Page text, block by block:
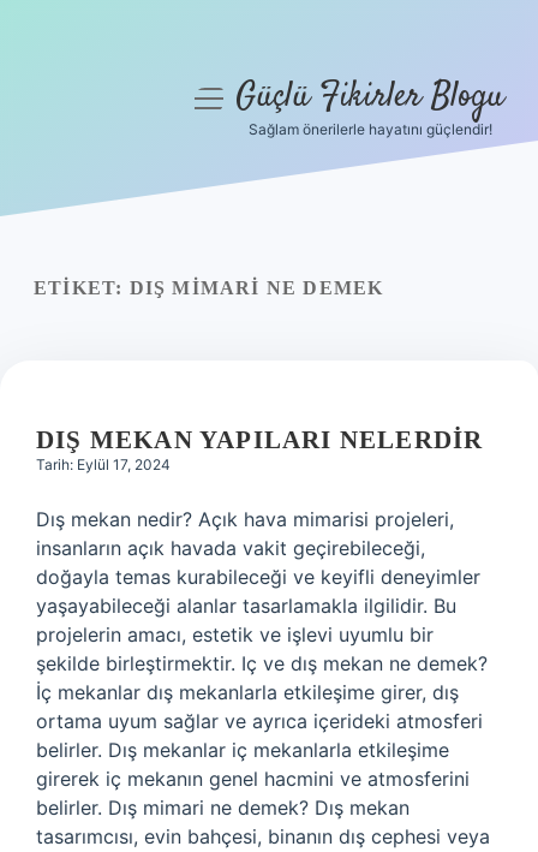
Yasal Uyarı
menüyüGüçlü Fikirler Blogu
Sağlam önerilerle hayatını güçlendir!
ETIKET: DIŞ MIMARI NE DEMEK
DIŞ MEKAN YAPILARI NELERDIR
Tarih: Eylül 17, 2024
Dış mekan nedir? Açık hava mimarisi projeleri,
insanların açık havada vakit geçirebileceği,
doğayla temas kurabileceği ve keyifli deneyimler
yaşayabileceği alanlar tasarlamakla ilgilidir. Bu
projelerin amacı, estetik ve işlevi uyumlu bir
şekilde birleştirmektir. Iç ve dış mekan ne demek?
İç mekanlar dış mekanlarla etkileşime girer, dış
ortama uyum sağlar ve ayrıca içerideki atmosferi
belirler. Dış mekanlar iç mekanlarla etkileşime
girerek iç mekanın genel hacmini ve atmosferini
belirler. Dış mimari ne demek? Dış mekan
tasarımcısı, evin bahçesi, binanın dış cephesi veya